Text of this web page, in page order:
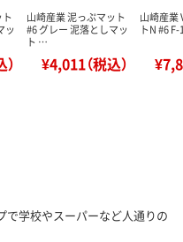
ッ
山崎産業 泥っぷマット
#6 グレー 泥落としマッ
ト …
¥4,011（税込）
山崎産業
トN #6
で学校やスーパーなど人通りの